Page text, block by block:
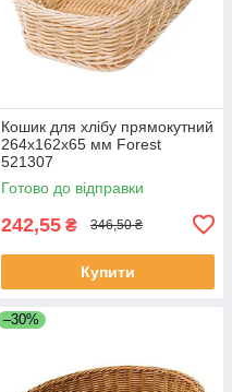
Кошик для хлібу прямокутний
264х162х65 мм Forest
521307
Готово до відправки
242,55 ₴ 346,50 ₴
Купити
–30%